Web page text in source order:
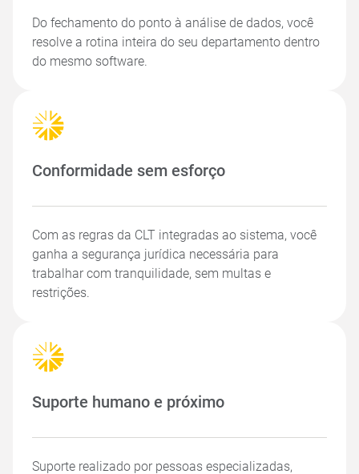
Do fechamento do ponto à análise de dados, você
resolve a rotina inteira do seu departamento dentro
do mesmo software.
Conformidade sem esforço
Com as regras da CLT integradas ao sistema, você
ganha a segurança jurídica necessária para
trabalhar com tranquilidade, sem multas e
restrições.
Suporte humano e próximo
Suporte realizado por pessoas especializadas,